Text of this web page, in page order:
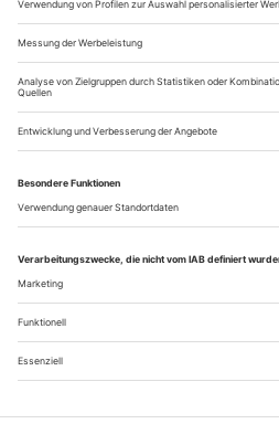
Revolution? Von wegen
Stephan Kimmig entschlackt
Deutschen Theater Berlin
Kimmigs Fassung von Gorkis Prä-
der Sonne», geschrieben 1915
erfreulich unsentimental. Kimmig
weg, die bei Gorki auf einen
Unterschicht verweisen.
vermeintlich «linkes»
nicht so Kimmigs...
Über uns Kontakt